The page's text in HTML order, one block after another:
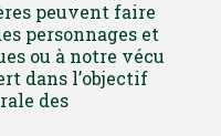
peuvent faire
personnages et
ou à notre vécu
dans l’objectif
des